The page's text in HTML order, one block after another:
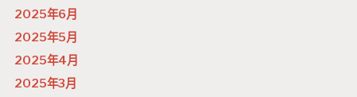
2025年6月
2025年5月
2025年4月
2025年3月